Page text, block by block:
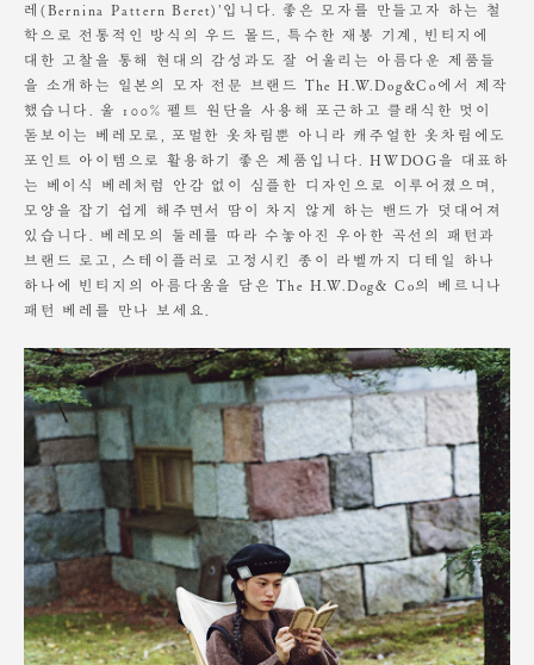
헤어 악세서리 제품의 컨디션을 오래 유지하기 위해서는
향수 및 비누, 화장품 등의 화학 물질이 닿지 않도록 주의해 주세요.
착용하지 않을 때에는 동봉된 케이스나 더스트백에 넣어 보관하는 것을
권해드립니다.
레(Bernina Pattern Beret)’입니다. 좋은 모자를 만들고자 하는 철
학으로 전통적인 방식의 우드 몰드, 특수한 재봉 기계, 빈티지에
대한 고찰을 통해 현대의 감성과도 잘 어울리는 아름다운 제품들
을 소개하는 일본의 모자 전문 브랜드 The H.W.Dog&Co에서 제작
했습니다. 울 100% 펠트 원단을 사용해 포근하고 클래식한 멋이
돋보이는 베레모로, 포멀한 옷차림뿐 아니라 캐주얼한 옷차림에도
포인트 아이템으로 활용하기 좋은 제품입니다. HWDOG을 대표하
는 베이식 베레처럼 안감 없이 심플한 디자인으로 이루어졌으며,
모양을 잡기 쉽게 해주면서 땀이 차지 않게 하는 밴드가 덧대어져
있습니다. 베레모의 둘레를 따라 수놓아진 우아한 곡선의 패턴과
브랜드 로고, 스테이플러로 고정시킨 종이 라벨까지 디테일 하나
하나에 빈티지의 아름다움을 담은 The H.W.Dog& Co의 베르니나
패턴 베레를 만나 보세요.